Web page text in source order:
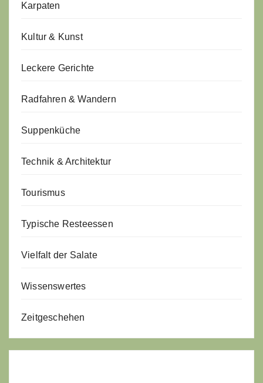
Karpaten
Kultur & Kunst
Leckere Gerichte
Radfahren & Wandern
Suppenküche
Technik & Architektur
Tourismus
Typische Resteessen
Vielfalt der Salate
Wissenswertes
Zeitgeschehen